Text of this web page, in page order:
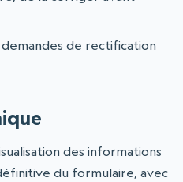
de rectification
des informations
du formulaire, avec